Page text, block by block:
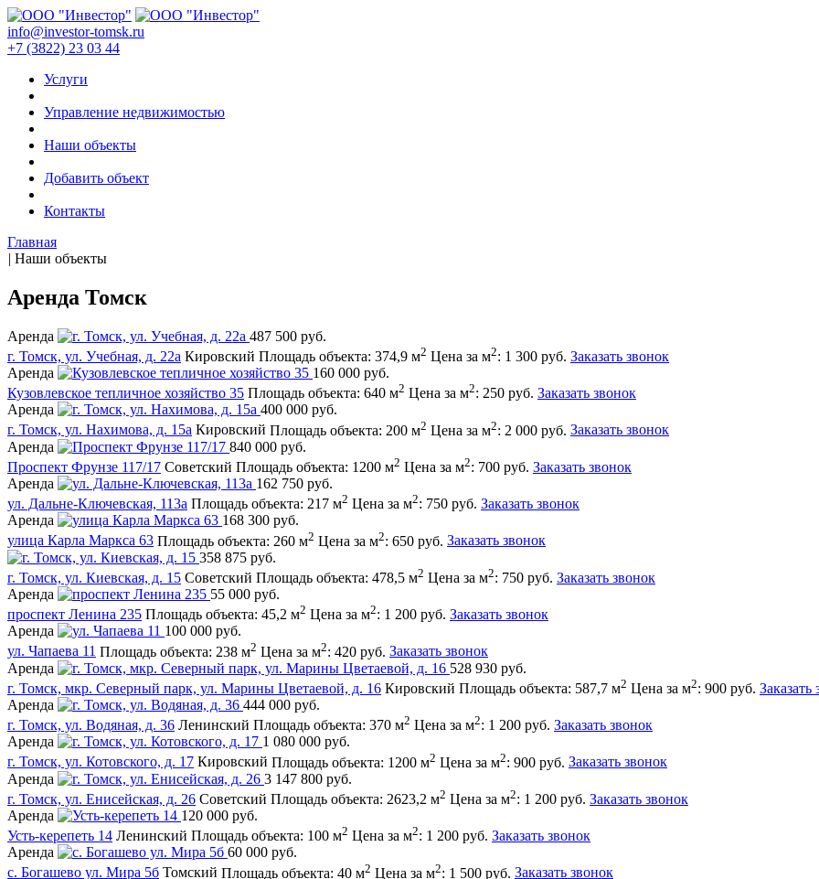
info@investor-tomsk.ru
+7 (3822) 23 03 44
Услуги
Управление недвижимостью
Наши объекты
Добавить объект
Контакты
Главная
| Наши объекты
Аренда Томск
Аренда
487 500 руб.
г. Томск, ул. Учебная, д. 22а Кировский Площадь объекта: 374,9 м2 Цена за м2: 1 300 руб. Заказать звонок
Аренда
160 000 руб.
Кузовлевское тепличное хозяйство 35 Площадь объекта: 640 м2 Цена за м2: 250 руб. Заказать звонок
Аренда
400 000 руб.
г. Томск, ул. Нахимова, д. 15а Кировский Площадь объекта: 200 м2 Цена за м2: 2 000 руб. Заказать звонок
Аренда
840 000 руб.
Проспект Фрунзе 117/17 Советский Площадь объекта: 1200 м2 Цена за м2: 700 руб. Заказать звонок
Аренда
162 750 руб.
ул. Дальне-Ключевская, 113а Площадь объекта: 217 м2 Цена за м2: 750 руб. Заказать звонок
Аренда
168 300 руб.
улица Карла Маркса 63 Площадь объекта: 260 м2 Цена за м2: 650 руб. Заказать звонок
358 875 руб.
г. Томск, ул. Киевская, д. 15 Советский Площадь объекта: 478,5 м2 Цена за м2: 750 руб. Заказать звонок
Аренда
55 000 руб.
проспект Ленина 235 Площадь объекта: 45,2 м2 Цена за м2: 1 200 руб. Заказать звонок
Аренда
100 000 руб.
ул. Чапаева 11 Площадь объекта: 238 м2 Цена за м2: 420 руб. Заказать звонок
Аренда
528 930 руб.
г. Томск, мкр. Северный парк, ул. Марины Цветаевой, д. 16 Кировский Площадь объекта: 587,7 м2 Цена за м2: 900 руб. Заказать
Аренда
444 000 руб.
г. Томск, ул. Водяная, д. 36 Ленинский Площадь объекта: 370 м2 Цена за м2: 1 200 руб. Заказать звонок
Аренда
1 080 000 руб.
г. Томск, ул. Котовского, д. 17 Кировский Площадь объекта: 1200 м2 Цена за м2: 900 руб. Заказать звонок
Аренда
3 147 800 руб.
г. Томск, ул. Енисейская, д. 26 Советский Площадь объекта: 2623,2 м2 Цена за м2: 1 200 руб. Заказать звонок
Аренда
120 000 руб.
Усть-керепеть 14 Ленинский Площадь объекта: 100 м2 Цена за м2: 1 200 руб. Заказать звонок
Аренда
60 000 руб.
с. Богашево ул. Мира 5б Томский Площадь объекта: 40 м2 Цена за м2: 1 500 руб. Заказать звонок